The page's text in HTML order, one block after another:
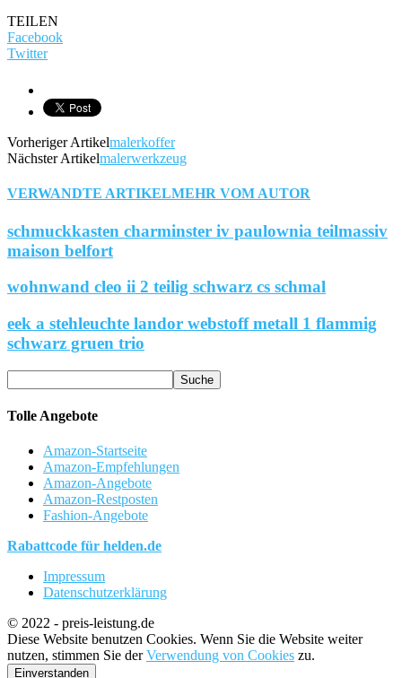
TEILEN
Facebook
Twitter
Vorheriger Artikelmalerkoffer
Nächster Artikelmalerwerkzeug
VERWANDTE ARTIKELMEHR VOM AUTOR
schmuckkasten charminster iv paulownia teilmassiv
maison belfort
wohnwand cleo ii 2 teilig schwarz cs schmal
eek a stehleuchte landor webstoff metall 1 flammig
schwarz gruen trio
Tolle Angebote
Amazon-Startseite
Amazon-Empfehlungen
Amazon-Angebote
Amazon-Restposten
Fashion-Angebote
Rabattcode für helden.de
Impressum
Datenschutzerklärung
© 2022 - preis-leistung.de
Diese Website benutzen Cookies. Wenn Sie die Website weiter
nutzen, stimmen Sie derVerwendung von Cookies zu.
Einverstanden